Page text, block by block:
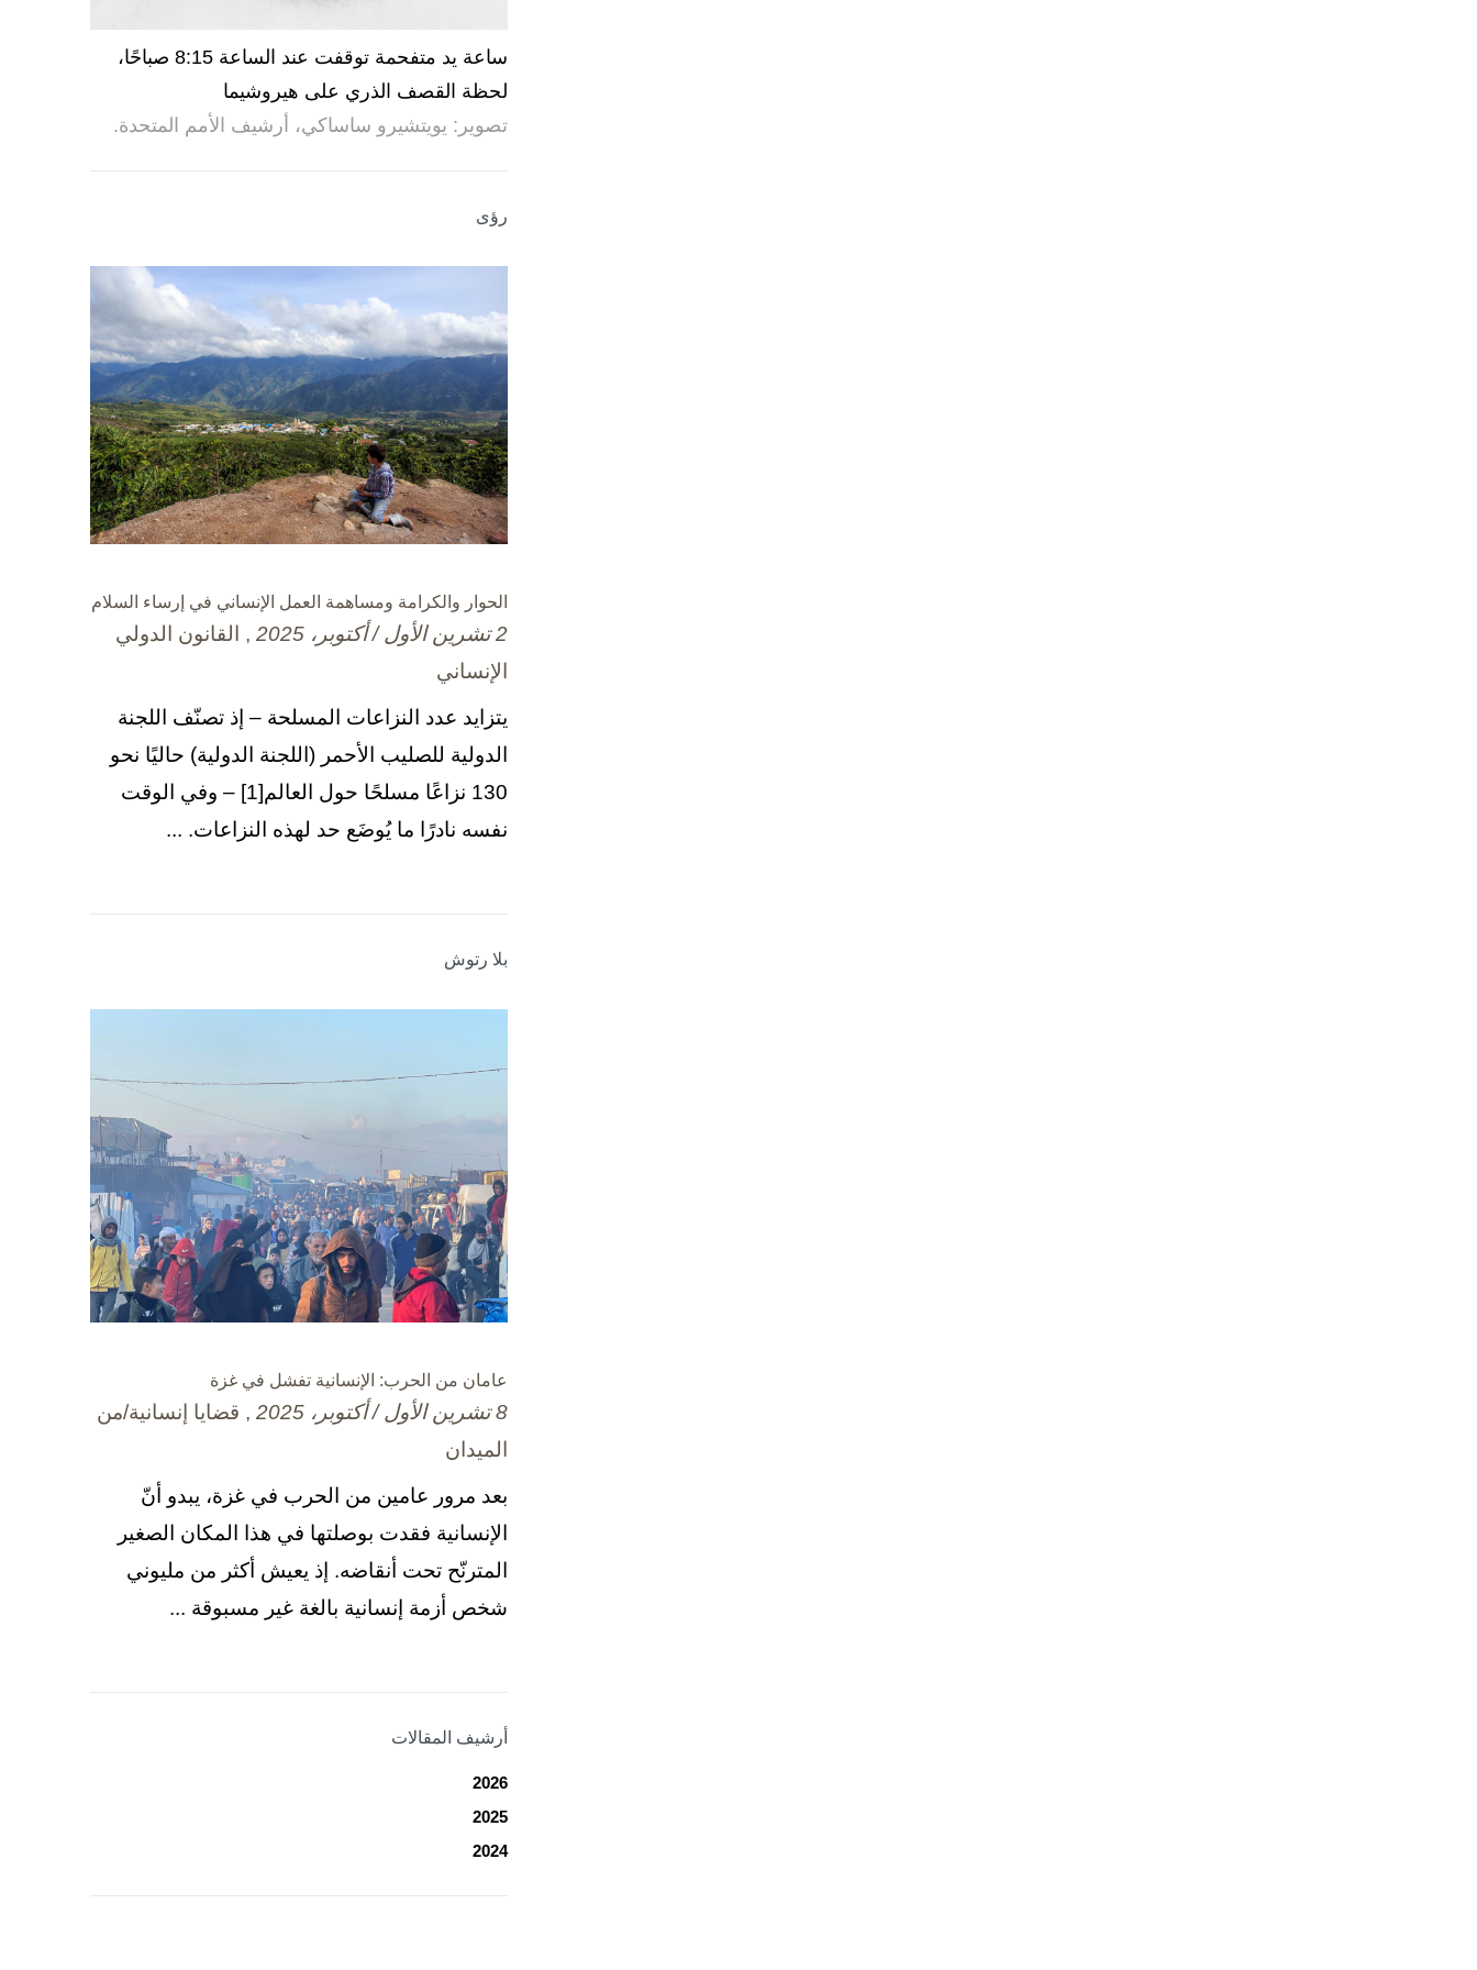
ساعة يد متفحمة توقفت عند الساعة 8:15 صباحًا،
لحظة القصف الذري على هيروشيما
تصوير: يويتشيرو ساساكي، أرشيف الأمم المتحدة.
رؤى
الحوار والكرامة ومساهمة العمل الإنساني في إرساء السلام
2 تشرين الأول / أكتوبر، 2025
, القانون الدولي
الإنساني
يتزايد عدد النزاعات المسلحة – إذ تصنّف اللجنة
الدولية للصليب الأحمر (اللجنة الدولية) حاليًا نحو
130 نزاعًا مسلحًا حول العالم[1] – وفي الوقت
نفسه نادرًا ما يُوضَع حد لهذه النزاعات. ...
بلا رتوش
عامان من الحرب: الإنسانية تفشل في غزة
8 تشرين الأول / أكتوبر، 2025
, قضايا إنسانية/من
الميدان
بعد مرور عامين من الحرب في غزة، يبدو أنّ
الإنسانية فقدت بوصلتها في هذا المكان الصغير
المترنّح تحت أنقاضه. إذ يعيش أكثر من مليوني
شخص أزمة إنسانية بالغة غير مسبوقة ...
أرشيف المقالات
2026
2025
2024